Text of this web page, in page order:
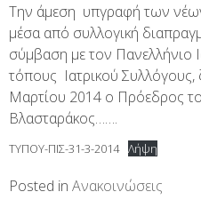
Την άμεση υπγραφή των
μέσα από συλλογική
σύμβαση με τον Πανελλήνιο
τόπους Ιατρικού
Μαρτίου 2014 ο Πρόεδρος
Βλασταράκος…….
ΤΥΠΟΥ-ΠΙΣ-31-3-2014 Λήψη
Posted in Ανακοινώσεις